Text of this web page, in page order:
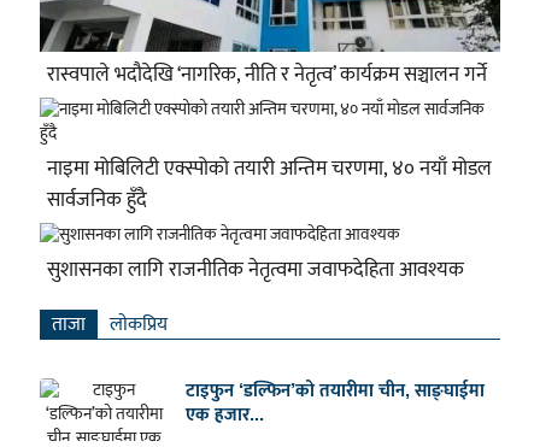
रास्वपाले भदौदेखि ‘नागरिक, नीति र नेतृत्व’ कार्यक्रम सञ्चालन गर्ने
नाइमा मोबिलिटी एक्स्पोको तयारी अन्तिम चरणमा, ४० नयाँ मोडल
सार्वजनिक हुँदै
सुशासनका लागि राजनीतिक नेतृत्वमा जवाफदेहिता आवश्यक
ताजा लाेकप्रिय
टाइफुन ‘डल्फिन’को तयारीमा चीन, साङ्घाईमा
एक हजार...